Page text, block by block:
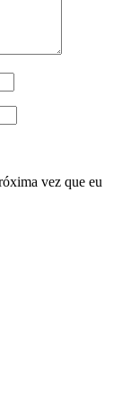
vez que eu